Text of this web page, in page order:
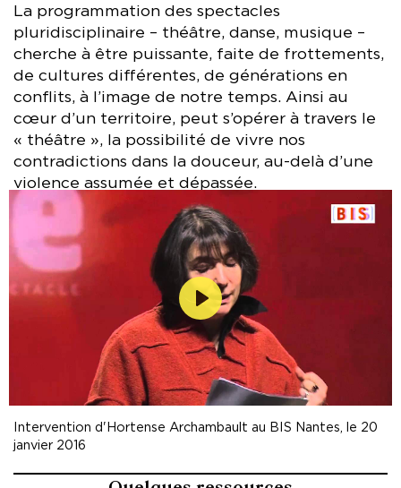
La programmation des spectacles
pluridisciplinaire – théâtre, danse, musique –
cherche à être puissante, faite de frottements,
de cultures différentes, de générations en
conflits, à l’image de notre temps. Ainsi au
cœur d’un territoire, peut s’opérer à travers le
« théâtre », la possibilité de vivre nos
contradictions dans la douceur, au-delà d’une
violence assumée et dépassée.
Lecture
Intervention d'Hortense Archambault au BIS Nantes, le 20
janvier 2016